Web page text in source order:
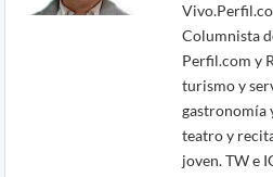
Columnista
Perfil.com y
turismo y
gastronomía
teatro y
joven. TW e